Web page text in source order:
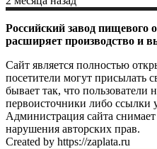
Российский завод пищевого
расширяет производство и
Сайт является полностью
посетители могут присылать
бывает так, что пользователи
первоисточники либо ссылки
Администрация сайта снимает
нарушения авторских прав.
Created by https://zaplata.ru